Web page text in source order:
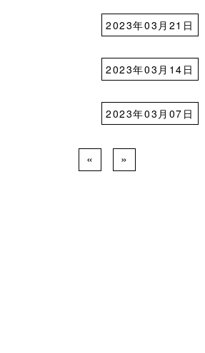
2023年03月21日
2023年03月14日
2023年03月07日
« »